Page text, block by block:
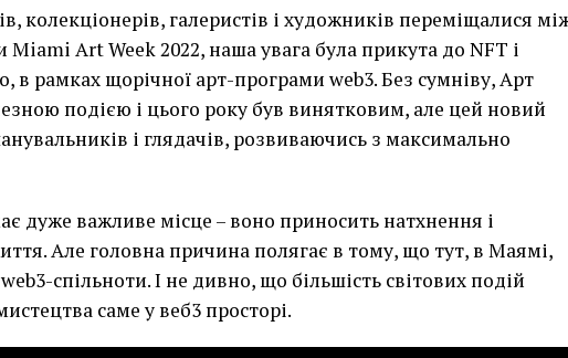
колекціонерів, галеристів і художників переміщалися
Art Week 2022, наша увага була прикута до NFT і
в рамках щорічної арт-програми web3. Без сумніву, Арт
подією і цього року був винятковим, але цей новий
і глядачів, розвиваючись з максимально
дуже важливе місце – воно приносить натхнення і
Але головна причина полягає в тому, що тут, в Маямі,
спільноти. І не дивно, що більшість світових подій
саме у веб3 просторі.